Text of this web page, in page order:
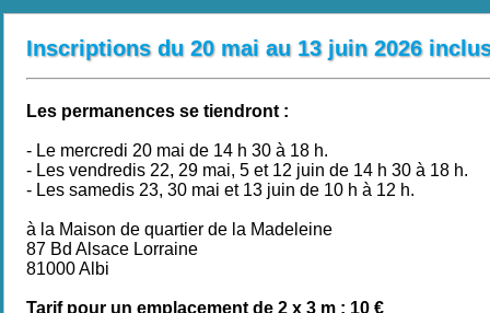
Inscriptions du 20 mai au 13 juin 2026
Les permanences se tiendront :
- Le mercredi 20 mai de 14 h 30 à 18 h.
- Les vendredis 22, 29 mai, 5 et 12 juin de 14 h 30 à 18 h.
- Les samedis 23, 30 mai et 13 juin de 10 h à 12 h.
à la Maison de quartier de la Madeleine
87 Bd Alsace Lorraine
81000 Albi
Tarif pour un emplacement de 2 x 3 m : 10 €